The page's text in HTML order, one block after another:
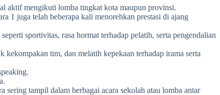
aktif mengikuti lomba tingkat kota maupun provinsi.
1 juga telah beberapa kali menorehkan prestasi di ajang
sportivitas, rasa hormat terhadap pelatih, serta pengendalian
tim, dan melatih kepekaan terhadap irama serta
sering tampil dalam berbagai acara sekolah atau lomba antar